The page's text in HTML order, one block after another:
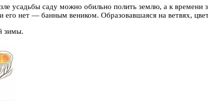
усадьбы саду можно обильно полить землю, а к
нет — банным веником. Образовавшаяся на ветвях,
зимы.